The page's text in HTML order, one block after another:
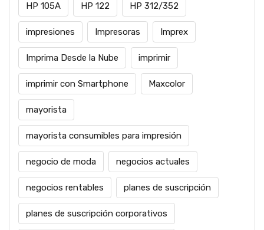
HP 105A HP 122 HP 312/352
impresiones Impresoras Imprex
Imprima Desde la Nube imprimir
imprimir con Smartphone Maxcolor
mayorista
mayorista consumibles para impresión
negocio de moda negocios actuales
negocios rentables planes de suscripción
planes de suscripción corporativos